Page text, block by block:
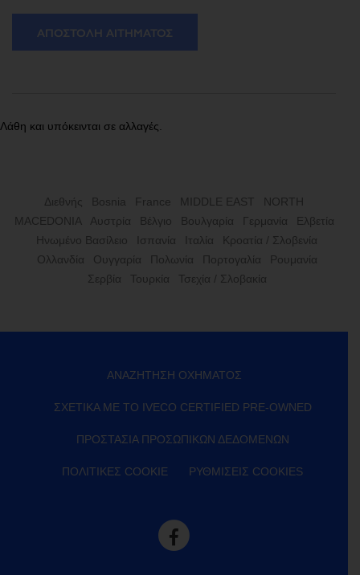
ΑΠΟΣΤΟΛΉ ΑΙΤΉΜΑΤΟΣ
Λάθη και υπόκεινται σε αλλαγές.
Διεθνής Bosnia France MIDDLE EAST
NORTH
MACEDONIA
Αυστρία Βέλγιο Βουλγαρία Γερμανία
Ελβετία
Ηνωμένο Βασίλειο
Ισπανία Ιταλία
Κροατία / Σλοβενία
Ολλανδία
Ουγγαρία Πολωνία Πορτογαλία
Ρουμανία
Σερβία
Τουρκία Τσεχία / Σλοβακία
ΑΝΑΖΉΤΗΣΗ ΟΧΉΜΑΤΟΣ
ΣΧΕΤΙΚΆ ΜΕ ΤΟ IVECO CERTIFIED PRE-OWNED
ΠΡΟΣΤΑΣΊΑ ΠΡΟΣΩΠΙΚΏΝ ΔΕΔΟΜΈΝΩΝ
ΠΟΛΙΤΙΚΈΣ COOKIE ΡΥΘΜΊΣΕΙΣ COOKIES